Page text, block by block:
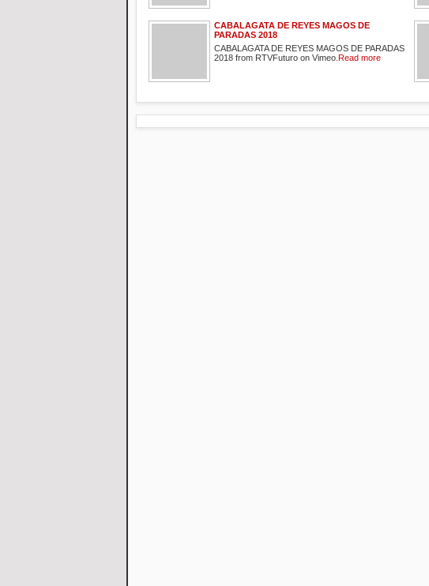
CABALAGATA DE REYES MAGOS DE
PARADAS 2018
CABALAGATA DE REYES MAGOS DE PARADAS
2018 from RTVFuturo on Vimeo. Read more